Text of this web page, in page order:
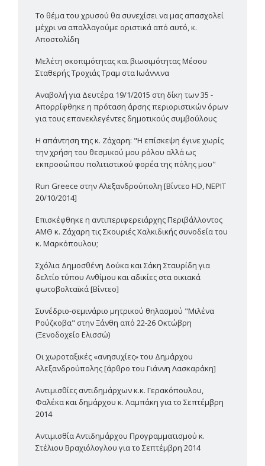
Το θέμα του χρυσού θα συνεχίσει να μας απασχολεί
μέχρι να απαλλαγούμε οριστικά από αυτό, κ.
Αποστολίδη
Μελέτη σκοπιμότητας και βιωσιμότητας Μέσου
Σταθερής Τροχιάς Τραμ στα Ιωάννινα
Αναβολή για Δευτέρα 19/1/2015 στη δίκη των 35 -
Απορρίφθηκε η πρόταση άρσης περιοριστικών όρων
για τους επανεκλεγέντες δημοτικούς συμβούλους
Η απάντηση της κ. Ζάχαρη: "Η επίσκεψη έγινε χωρίς
την χρήση του θεσμικού μου ρόλου αλλά ως
εκπροσώπου πολιτιστικού φορέα της πόλης μου"
Run Greece στην Αλεξανδρούπολη [Βίντεο HD, ΝΕΡΙΤ
20/10/2014]
Επισκέφθηκε η αντιπεριφερειάρχης Περιβάλλοντος
ΑΜΘ κ. Ζάχαρη τις Σκουριές Χαλκιδικής συνοδεία του
κ. Μαρκόπουλου;
Σχόλια Δημοσθένη Δούκα και Σάκη Σταυρίδη για
δελτίο τύπου Ανθίμου και αδικίες στα οικιακά
φωτοβολταϊκά [Βίντεο]
Συνέδριο-σεμινάριο μητρικού θηλασμού "Μιλένα
Ρούζκοβα" στην Ξάνθη από 22-26 Οκτώβρη
(Ξενοδοχείο Ελισσώ)
Οι χωροταξικές «ανησυχίες» του Δημάρχου
Αλεξανδρούπολης [άρθρο του Γιάννη Λασκαράκη]
Αντιμισθίες αντιδημάρχων κ.κ. Γερακόπουλου,
Φαλέκα και δημάρχου κ. Λαμπάκη για το Σεπτέμβρη
2014
Αντιμισθία Αντιδημάρχου Προγραμματισμού κ.
Στέλιου Βραχιόλογλου για το Σεπτέμβρη 2014